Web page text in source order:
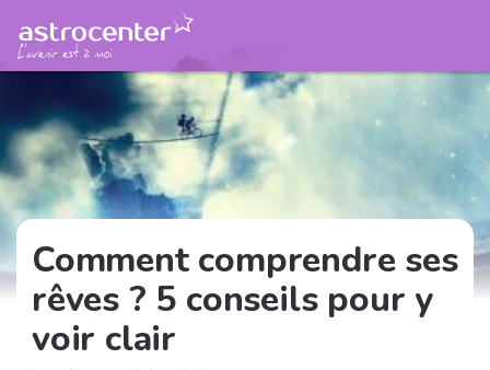
Comment comprendre ses
rêves ? 5 conseils pour y
voir clair